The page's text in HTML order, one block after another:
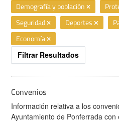
Demografía y población
Seguridad
Deportes
Economía
Filtrar Resultados
Convenios
Información relativa a los
Ayuntamiento de Ponferrada